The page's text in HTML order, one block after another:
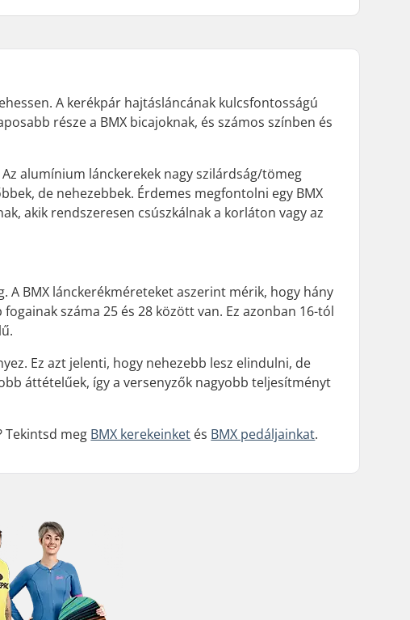
A kerékpár hajtásláncának kulcsfontosságú
része a BMX bicajoknak, és számos színben és
alumínium lánckerekek nagy szilárdság/tömeg
de nehezebbek. Érdemes megfontolni egy BMX
akik rendszeresen csúszkálnak a korláton vagy az
BMX lánckerékméreteket aszerint mérik, hogy hány
száma 25 és 28 között van. Ez azonban 16-tól
Ez azt jelenti, hogy nehezebb lesz elindulni, de
áttételűek, így a versenyzők nagyobb teljesítményt
Tekintsd meg BMX kerekeinket és BMX pedáljainkat.